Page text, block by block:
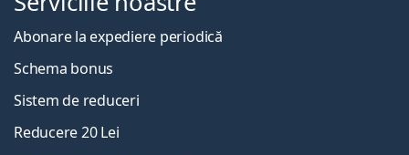
Abonare la expediere periodică
Schema bonus
Sistem de reduceri
Reducere 20 Lei